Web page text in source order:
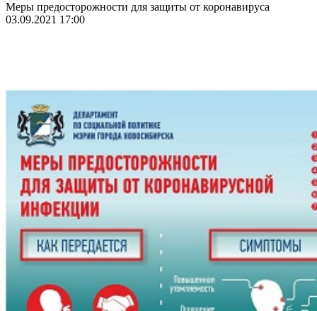
Меры предосторожности для защиты от коронавируса
03.09.2021 17:00